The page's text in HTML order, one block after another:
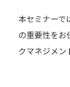
本セミナーで
の重要性をお
クマネジメン